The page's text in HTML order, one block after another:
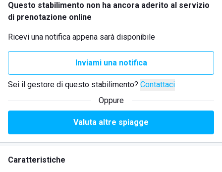
Questo stabilimento non ha ancora aderito al servizio
di prenotazione online
Ricevi una notifica appena sarà disponibile
Inviami una notifica
Sei il gestore di questo stabilimento? Contattaci
Oppure
Valuta altre spiagge
Caratteristiche